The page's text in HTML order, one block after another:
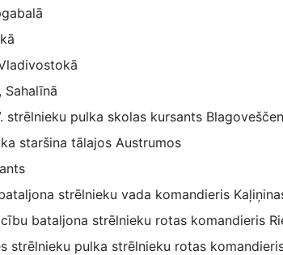
pulka skolas kursants
staršina tālajos Austrumos
strēlnieku vada komandieris
bataljona strēlnieku rotas komandieris
strēlnieku pulka strēlnieku rotas